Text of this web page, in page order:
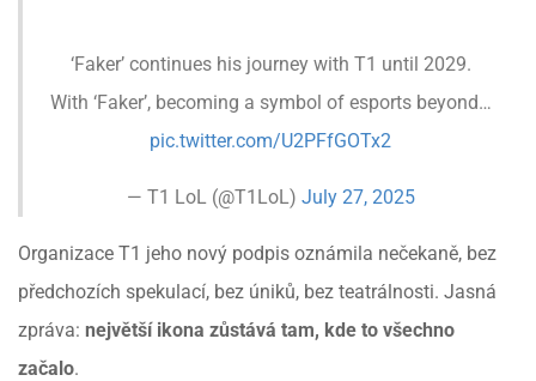
‘Faker’ continues his journey with T1 until 2029.
With ‘Faker’, becoming a symbol of esports beyond…
pic.twitter.com/U2PFfGOTx2
— T1 LoL (@T1LoL) July 27, 2025
Organizace T1 jeho nový podpis oznámila nečekaně, bez
předchozích spekulací, bez úniků, bez teatrálnosti. Jasná
zpráva: největší ikona zůstává tam, kde to všechno
začalo.